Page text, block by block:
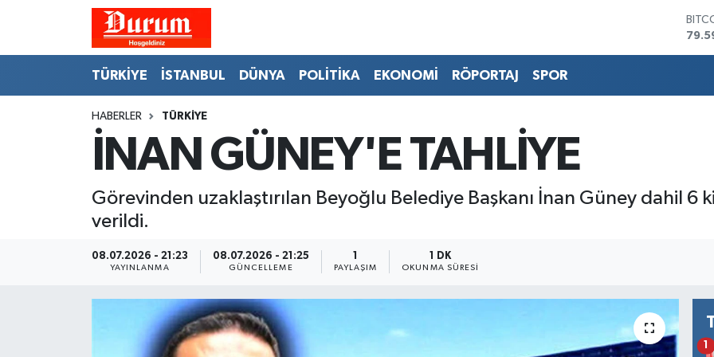
TÜRKİYE İSTANBUL DÜNYA POLİTİKA EKONOMİ RÖPORTAJ SPOR
HABERLER TÜRKİYE
İNAN GÜNEY'E TAHLİYE
Görevinden uzaklaştırılan Beyoğlu Belediye Başkanı İnan Güney dahil 6
verildi.
08.07.2026 - 21:23
YAYINLANMA
08.07.2026 - 21:25
GÜNCELLEME PAYLAŞIM
1 DK
OKUNMA SÜRESI
1
Namaz Vakitleri
Süper Lig Puan Durumu ve Fikstür
Tüm Manşetler
Son Dakika Haberleri